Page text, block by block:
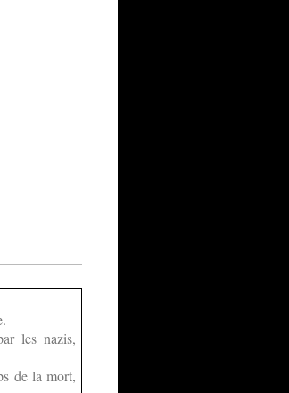
les nazis,
de la mort,